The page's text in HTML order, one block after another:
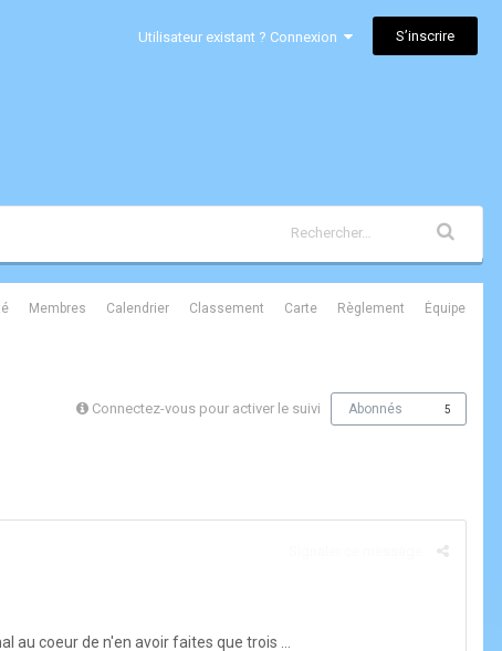
Utilisateur existant ? Connexion S’inscrire
Membres Calendrier Classement Carte Règlement Équipe
Connectez-vous pour activer le suivi Abonnés 5
coeur de n'en avoir faites que trois ...